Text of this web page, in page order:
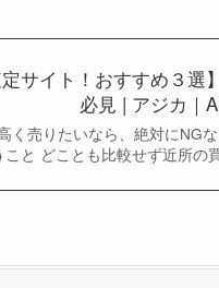
定サイト！おすすめ３
必見 | アジカ｜
く売りたいなら、絶対にNG
こと どことも比較せず近所